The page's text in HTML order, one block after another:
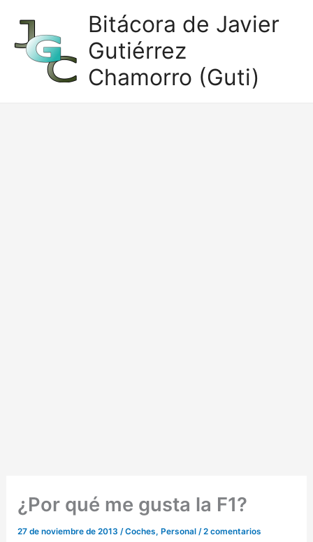
contenido
Bitácora de Javier
Gutiérrez
Chamorro (Guti)
¿Por qué me gusta la F1?
27 de noviembre de 2013/Coches, Personal /2 comentarios